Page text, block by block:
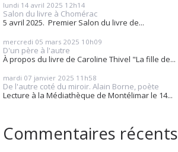
lundi 14 avril 2025 12h14
Salon du livre à Chomérac
5 avril 2025. Premier Salon du livre de...
mercredi 05 mars 2025 10h09
D'un père à l'autre
À propos du livre de Caroline Thivel "La fille de...
mardi 07 janvier 2025 11h58
De l'autre coté du miroir. Alain Borne, poète
Lecture à la Médiathèque de Montélimar le 14...
Commentaires récents